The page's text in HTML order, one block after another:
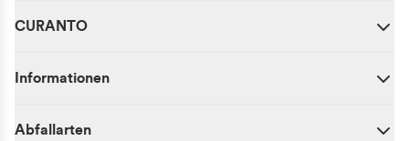
CURANTO
Informationen
Abfallarten